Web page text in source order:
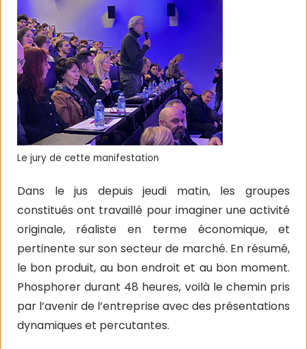
Le jury de cette manifestation
Dans le jus depuis jeudi matin, les groupes
constitués ont travaillé pour imaginer une activité
originale, réaliste en terme économique, et
pertinente sur son secteur de marché. En résumé,
le bon produit, au bon endroit et au bon moment.
Phosphorer durant 48 heures, voilà le chemin pris
par l’avenir de l’entreprise avec des présentations
dynamiques et percutantes.